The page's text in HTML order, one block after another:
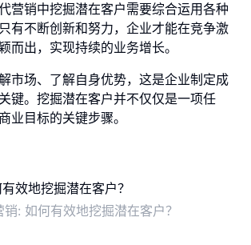
营销中挖掘潜在客户需要综合运用各种
有不断创新和努力，企业才能在竞争激
而出，实现持续的业务增长。
市场、了解自身优势，这是企业制定成
键。挖掘潜在客户并不仅仅是一项任
业目标的关键步骤。
销: 如何有效地挖掘潜在客户？